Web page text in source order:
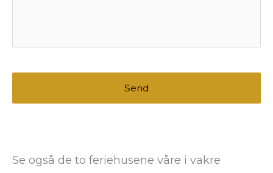
Se også de to feriehusene våre i vakre